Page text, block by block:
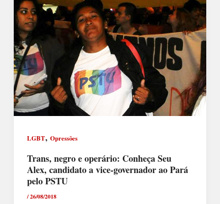
LGBT, Opressões
Trans, negro e operário: Conheça Seu
Alex, candidato a vice-governador ao Pará
pelo PSTU
/26/08/2018